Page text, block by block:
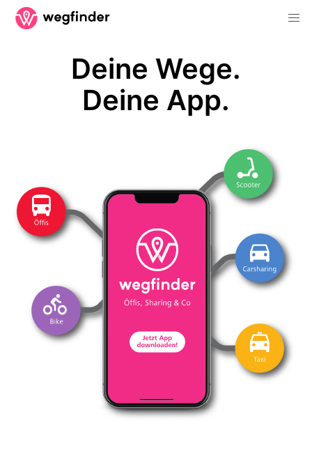
Deine Wege.
Deine App.